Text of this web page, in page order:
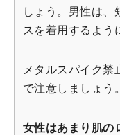
しょう。男性は、
スを着用するよう
メタルスパイク禁
で注意しましょう。
女性はあまり肌の